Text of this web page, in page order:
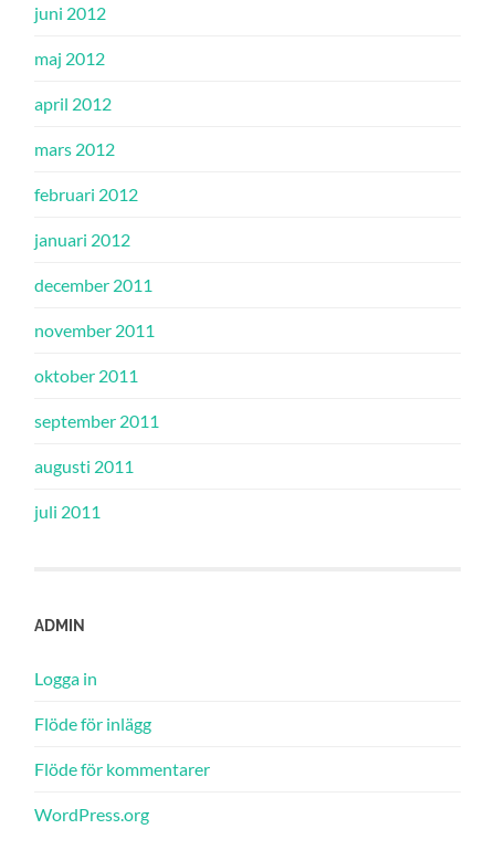
juni 2012
maj 2012
april 2012
mars 2012
februari 2012
januari 2012
december 2011
november 2011
oktober 2011
september 2011
augusti 2011
juli 2011
ADMIN
Logga in
Flöde för inlägg
Flöde för kommentarer
WordPress.org